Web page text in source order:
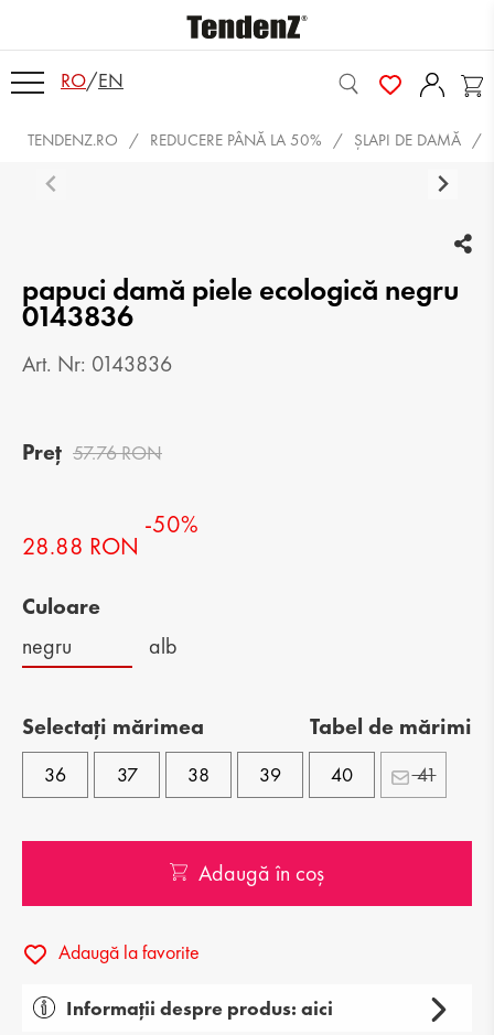
RO/EN
TENDENZ.RO REDUCERE PÂNĂ LA 50% ŞLAPI DE DAMĂ
papuci damă piele ecologică negru
0143836
Art. Nr: 0143836
Preț 57.76 RON
28.88 RON
-50%
Culoare
negru
alb
Selectați mărimea Tabel de mărimi
36 37 38 39 40 41
Adaugă în coș
Adaugă la favorite
Informații despre produs: aici